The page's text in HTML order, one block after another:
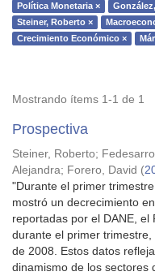
Política Monetaria ×
Steiner, Roberto ×
Crecimiento Económico ×
Mostrando ítems 1-1 de 1
Prospectiva
Steiner, Roberto;
Alejandra; Forero, David (
"Durante el primer
mostró un decrecimiento
reportadas por el DANE,
durante el primer
de 2008. Estos datos
dinamismo de los sectores